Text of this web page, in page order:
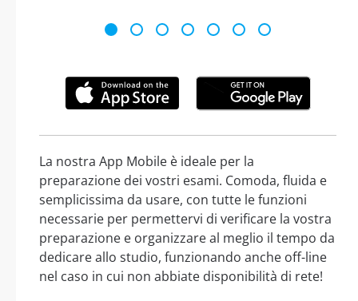
La nostra App Mobile è ideale per la
preparazione dei vostri esami. Comoda, fluida e
semplicissima da usare, con tutte le funzioni
necessarie per permettervi di verificare la vostra
preparazione e organizzare al meglio il tempo da
dedicare allo studio, funzionando anche off-line
nel caso in cui non abbiate disponibilità di rete!